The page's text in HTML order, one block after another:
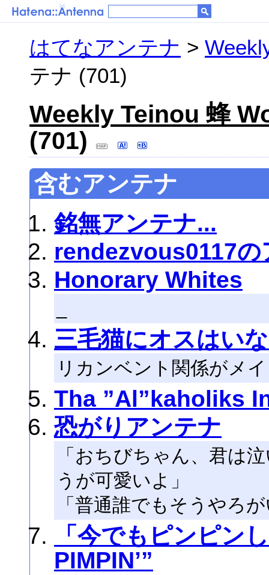
はてなアンテナ >
テナ (701)
Weekly Teinou 蜂
(701)
含むアンテナ
銘無アンテナ...
rendezvous0117の
Honorary Whites
三毛猫にオスはい
リカンベント関係がメ
Tha ”Al”kaholiks
恐がりアンテナ
「おちびちゃん、君は
うが可愛いよ」
「普通誰でもそうやろ
「今でもピンピン
PIMPIN’”